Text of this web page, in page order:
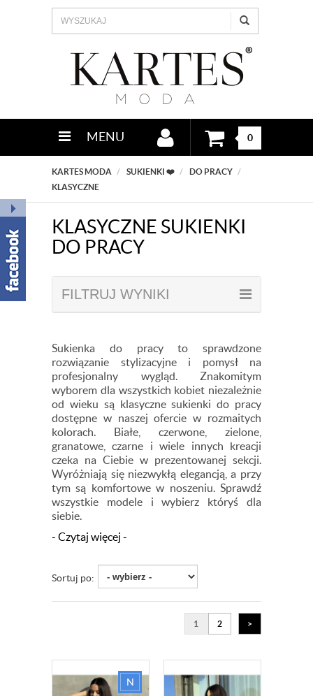
MENU 0
KARTES MODA SUKIENKI ❤️
DO PRACY
KLASYCZNE
KLASYCZNE SUKIENKI
DO PRACY
FILTRUJ WYNIKI
Sukienka do pracy to sprawdzone
rozwiązanie stylizacyjne i pomysł na
profesjonalny wygląd. Znakomitym
wyborem dla wszystkich kobiet niezależnie
od wieku są klasyczne sukienki do pracy
dostępne w naszej ofercie w rozmaitych
kolorach. Białe, czerwone, zielone,
granatowe, czarne i wiele innych kreacji
czeka na Ciebie w prezentowanej sekcji.
Wyróżniają się niezwykłą elegancją, a przy
tym są komfortowe w noszeniu. Sprawdź
wszystkie modele i wybierz któryś dla
siebie.
- Czytaj więcej -
Sortuj po:
1 2 >